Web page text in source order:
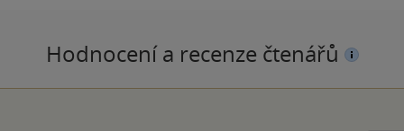
Hodnocení a recenze čtenářů